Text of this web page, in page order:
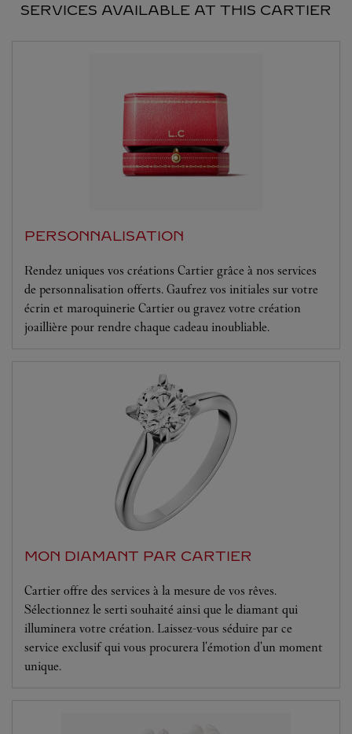
SERVICES AVAILABLE AT THIS CARTIER
PERSONNALISATION
Rendez uniques vos créations Cartier grâce à nos services
de personnalisation offerts. Gaufrez vos initiales sur votre
écrin et maroquinerie Cartier ou gravez votre création
joaillière pour rendre chaque cadeau inoubliable.
MON DIAMANT PAR CARTIER
Cartier offre des services à la mesure de vos rêves.
Sélectionnez le serti souhaité ainsi que le diamant qui
illuminera votre création. Laissez-vous séduire par ce
service exclusif qui vous procurera l'émotion d'un moment
unique.